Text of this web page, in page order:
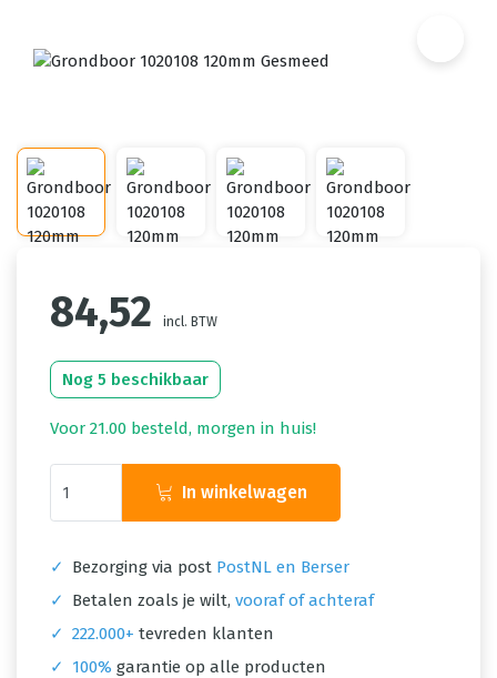
84,52 incl. BTW
Nog 5 beschikbaar
Voor 21.00 besteld, morgen in huis!
In winkelwagen
✓ Bezorging via post PostNL en Berser
✓
Betalen zoals je wilt, vooraf of achteraf
✓ 222.000+ tevreden klanten
✓
100% garantie op alle producten